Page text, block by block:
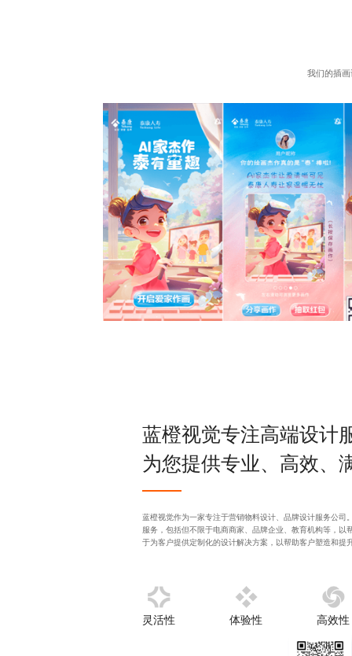
我们的插
蓝橙视觉专注高端设计
为您提供专业、高效、
蓝橙视觉作为一家专注于营销物料设计 、品牌设计服务公司
服务，包括但不限于电商商家、品牌企业、教育机构等，以
于为客户提供定制化的设计解决方案，以帮助客户塑造和提
灵活性 体验性 高效性